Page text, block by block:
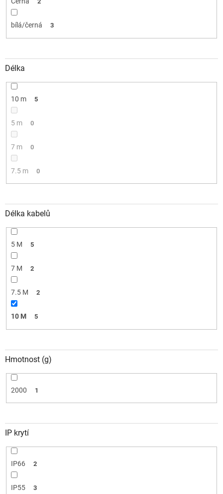
bílá/černá 3
Délka
10 m 5
5 m 0
7 m 0
7.5 m 0
Délka kabelů
5 M 5
7 M 2
7.5 M 2
10 M 5
Hmotnost (g)
2000 1
IP krytí
IP66 2
IP55 3